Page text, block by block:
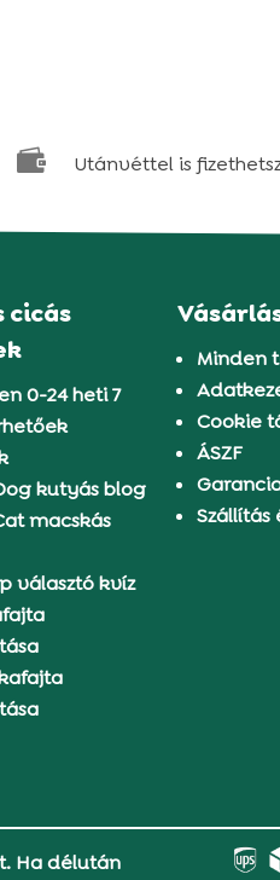
 Utánvéttel is
cicás
0-24 heti 7
kutyás blog
macskás
választó kvíz
Minden
Cookie
ÁSZF
Szállítás
Ha délután